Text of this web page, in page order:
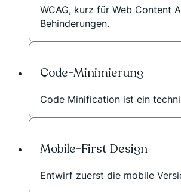
WCAG, kurz für Web Content
Behinderungen.
Code-Minimierung
Code Minification ist ein
Mobile-First Design
Entwirf zuerst die mobile